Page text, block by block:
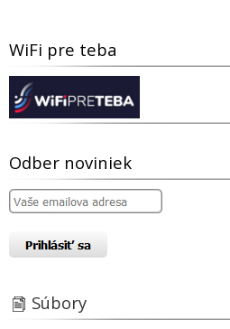
WiFi pre teba
Odber noviniek
Súbory